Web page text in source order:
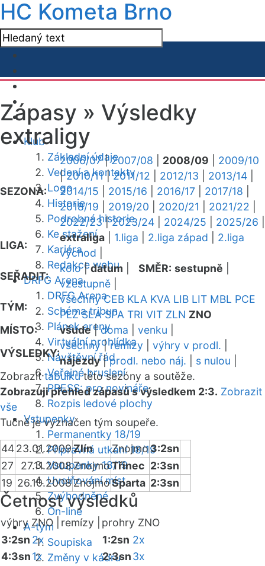
HC Kometa Brno
Klub
Základní údaje
Vedení a kontakty
Logo
Historie
Podrobná historie
Ke stažení
Kariéra
Redakce webu
DRFG Arena
DRFG Arena
Schéma tribun
Plánek areny
Virtuální prohlídka
Návštěvní řád
Veřejné bruslení
PRESS: pro novináře
Rozpis ledové plochy
Vstupenky
Permanentky 18/19
Přípravná utkání 18/19
Vstupenky 18/19
Uvolňování míst
Zvýhodněné
On-line
A-tým
Soupiska
Změny v kádru
Zápasy » Výsledky
extraligy
SEZONA:
2006/07|2007/08 2008/09
2009/10
|2010/11|2011/12 2012/13 2013/14
2014/15
2015/16 2016/17 2017/18
2018/19
2019/20 2020/21 2021/22
2022/23|2023/24 2024/25 2025/26
LIGA:
extraliga 1.liga 2.liga západ
2.liga
východ
SEŘADIT:
kolo|datum SMĚR: sestupně
vzestupně
TÝM:
všechny CEB KLA KVA LIB LIT MBL PCE
PLZ SLA SPA TRI VIT ZLN ZNO
MÍSTO:
všude|doma venku
VÝSLEDKY:
všechny|remízy výhry v prodl.
nájezdy|prodl. nebo náj. s nulou
Zobrazittabulkutéto sezóny a soutěže.
Zobrazuji přehled zápasů s výsledkem 2:3. Zobrazit
vše
Tučně je vyznačen tým soupeře.
4423.01.2009Zlín Znojmo3:2sn
27
27.11.2008ZnojmoTřinec 2:3sn
19 26.10.2008ZnojmoSparta 2:3sn
Četnost výsledků
výhry ZNO | remízy |
prohry ZNO
3:2sn 2x
4:3sn1x
1:2sn 2x
2:3sn3x